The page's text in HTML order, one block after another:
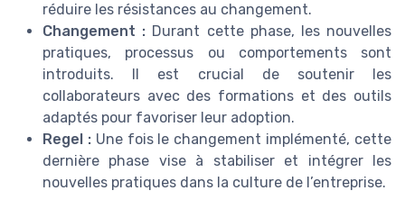
réduire les résistances au changement.
Changement : Durant cette phase, les nouvelles
pratiques, processus ou comportements sont
introduits. Il est crucial de soutenir les
collaborateurs avec des formations et des outils
adaptés pour favoriser leur adoption.
Regel :Une fois le changement implémenté, cette
dernière phase vise à stabiliser et intégrer les
nouvelles pratiques dans la culture de l’entreprise.